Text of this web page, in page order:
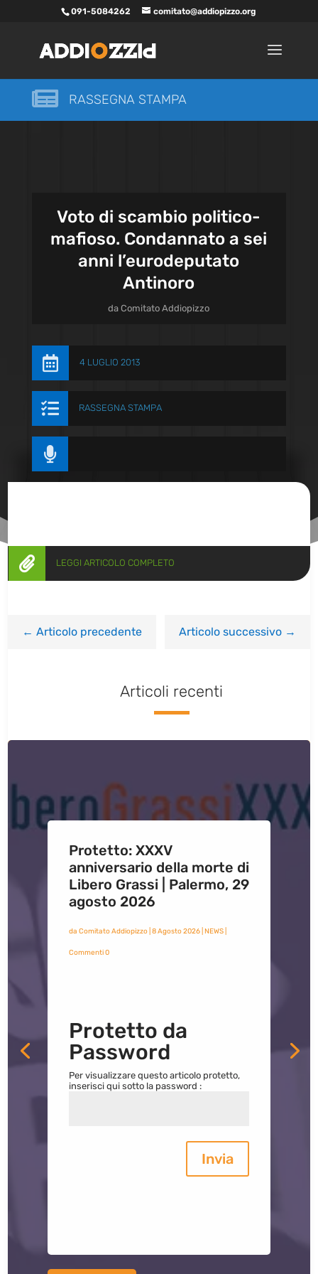
091-5084262 comitato@addiopizzo.org
 RASSEGNA STAMPA
Voto di scambio politico-
mafioso. Condannato a sei
anni l’eurodeputato
Antinoro
daComitato Addiopizzo
 4 LUGLIO 2013
 RASSEGNA STAMPA

 LEGGI ARTICOLO COMPLETO
←Articolo precedente Articolo successivo→
Articoli recenti
Protetto: XXXV
anniversario della morte di
Libero Grassi | Palermo, 29
agosto 2026
da Comitato Addiopizzo| 8 Agosto 2026| NEWS|
Commenti 0
Protetto da
Password
Per visualizzare questo articolo protetto,
inserisci qui sotto la password :
Invia